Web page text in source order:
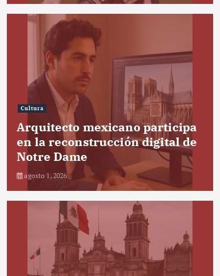
Cultura
Arquitecto mexicano participa
en la reconstrucción digital de
Notre Dame
agosto 1, 2026